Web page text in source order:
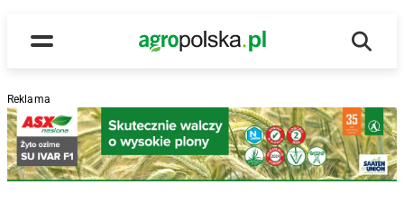
Menu
Main Logo
Reklama